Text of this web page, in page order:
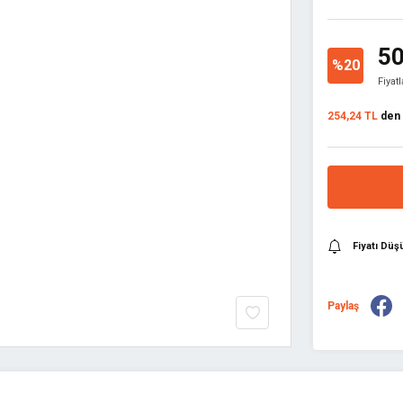
%20
254,24 TL den
Fiyatı
Paylaş